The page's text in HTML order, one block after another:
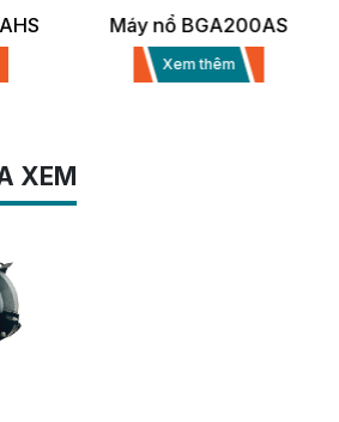
Máy nổ BGA200AS
Xem thêm
XEM